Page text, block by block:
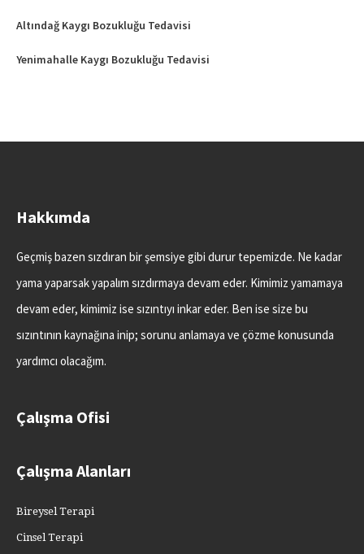
Altındağ Kaygı Bozukluğu Tedavisi
Yenimahalle Kaygı Bozukluğu Tedavisi
Hakkımda
Geçmiş bazen sızdıran bir şemsiye gibi durur tepemizde. Ne kadar
yama yaparsak yapalım sızdırmaya devam eder. Kimimiz yamamaya
devam eder, kimimiz ise sızıntıyı inkar eder. Ben ise size bu
sızıntının kaynağına inip; sorunu anlamaya ve çözme konusunda
yardımcı olacağım.
Çalışma Ofisi
Çalışma Alanları
Bireysel Terapi
Cinsel Terapi